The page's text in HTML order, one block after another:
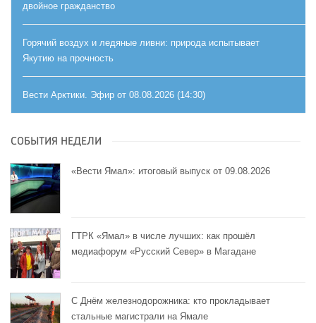
двойное гражданство
Горячий воздух и ледяные ливни: природа испытывает
Якутию на прочность
Вести Арктики. Эфир от 08.08.2026 (14:30)
СОБЫТИЯ НЕДЕЛИ
«Вести Ямал»: итоговый выпуск от 09.08.2026
ГТРК «Ямал» в числе лучших: как прошёл
медиафорум «Русский Север» в Магадане
С Днём железнодорожника: кто прокладывает
стальные магистрали на Ямале